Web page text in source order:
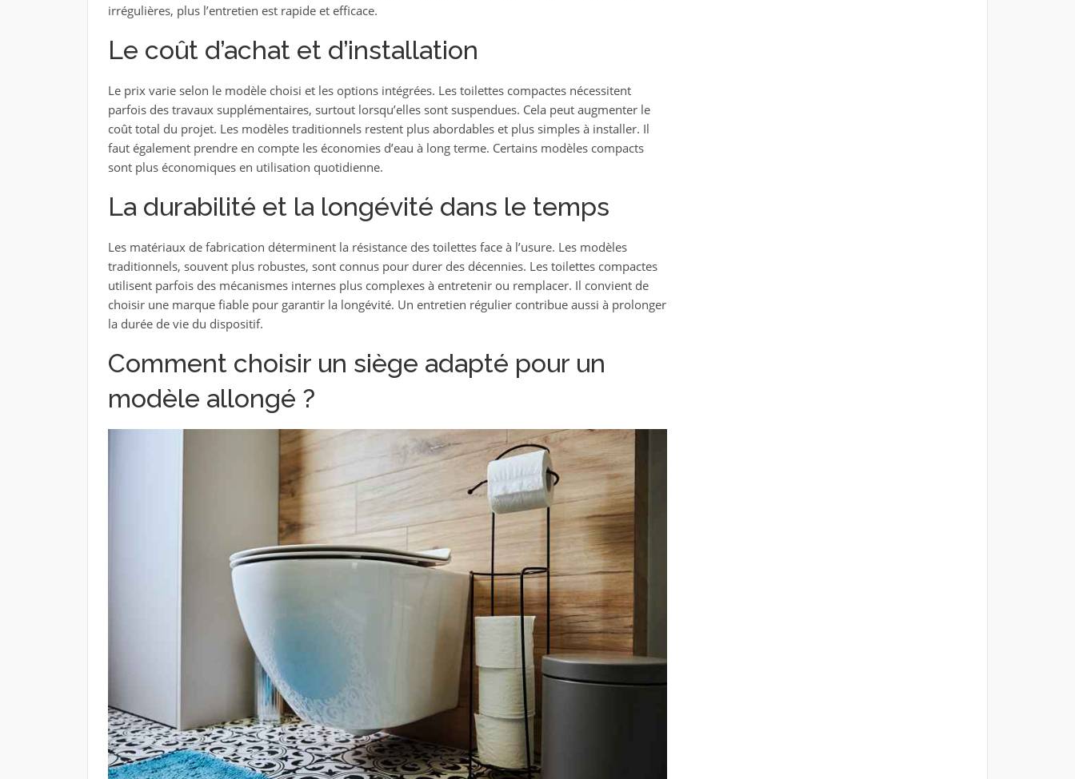
irrégulières, plus l’entretien est rapide et efficace.
Le coût d’achat et d’installation
Le prix varie selon le modèle choisi et les options intégrées. Les toilettes compactes nécessitent
parfois des travaux supplémentaires, surtout lorsqu’elles sont suspendues. Cela peut augmenter le
coût total du projet. Les modèles traditionnels restent plus abordables et plus simples à installer. Il
faut également prendre en compte les économies d’eau à long terme. Certains modèles compacts
sont plus économiques en utilisation quotidienne.
La durabilité et la longévité dans le temps
Les matériaux de fabrication déterminent la résistance des toilettes face à l’usure. Les modèles
traditionnels, souvent plus robustes, sont connus pour durer des décennies. Les toilettes compactes
utilisent parfois des mécanismes internes plus complexes à entretenir ou remplacer. Il convient de
choisir une marque fiable pour garantir la longévité. Un entretien régulier contribue aussi à prolonger
la durée de vie du dispositif.
Comment choisir un siège adapté pour un
modèle allongé ?